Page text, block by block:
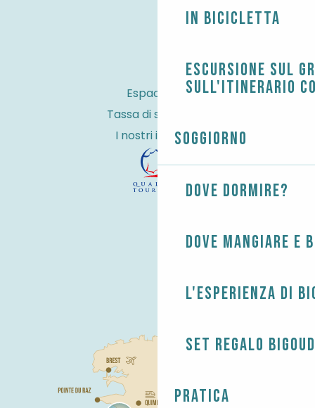
In bicicletta
Escursione sul
sull'itinerario
Soggiorno
Dove dormire?
Dove mangiare e
L'esperienza di
Set regalo
Pratica
Espace Pro
Tassa di soggiorno
I nostri impegni